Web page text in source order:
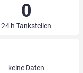
0
24 h Tankstellen
keine Daten